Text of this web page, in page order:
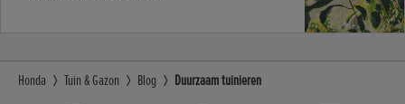
Honda Tuin & Gazon Blog Duurzaam tuinieren